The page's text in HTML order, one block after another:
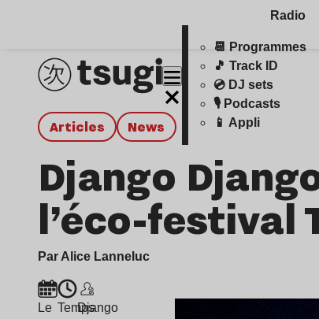
Radio
📆 Programmes
🎵 Track ID
💿 DJ sets
🎙️ Podcasts
📱 Appli
Articles news
Django
l’éco-festival
Par Alice Lanneluc
Le TempsDjango